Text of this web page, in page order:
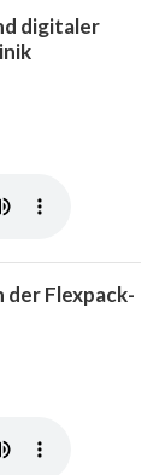
digitaler
Flexpack-